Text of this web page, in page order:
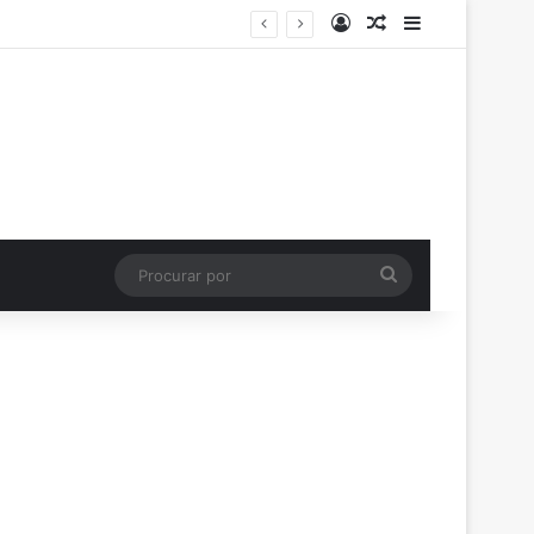
EntrarArtigo aleatório
Barra Lateral
por